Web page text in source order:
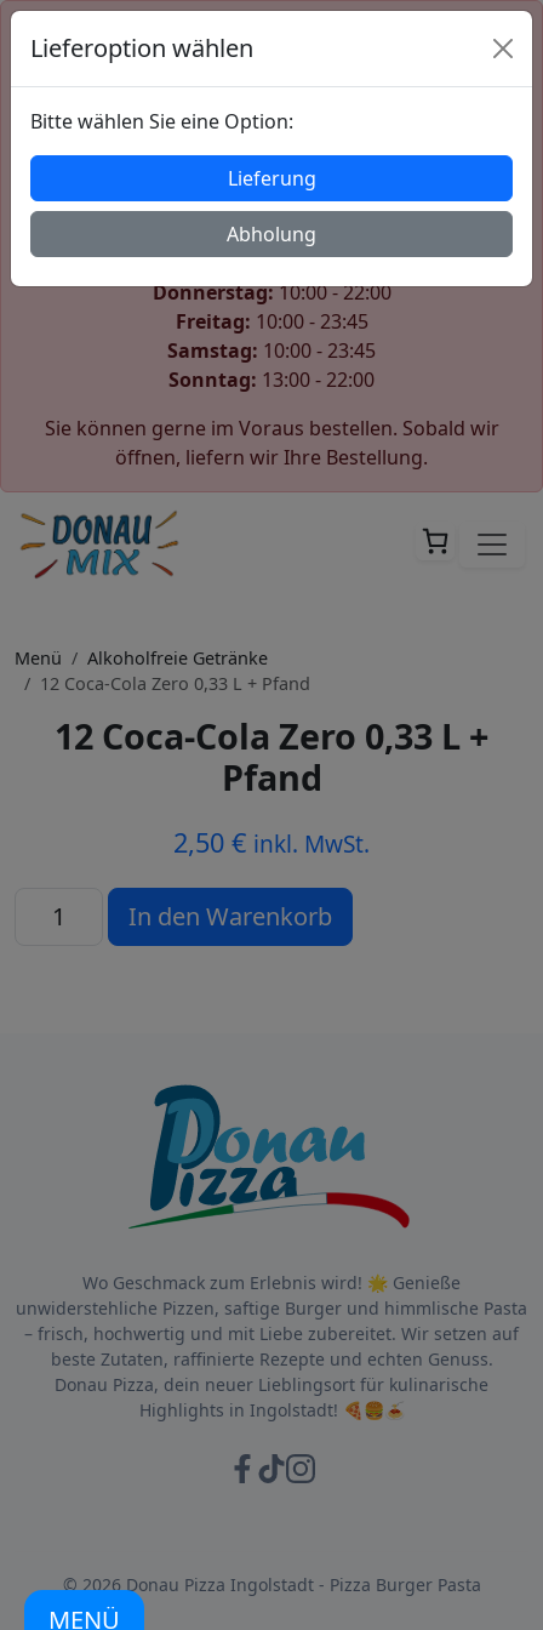
Der Shop ist derzeit geschlossen
Wir öffnen wieder am Samstag um 10:00.
Unsere Öffnungszeiten:
Montag:10:00 - 22:00
Dienstag:10:00 - 22:00
Mittwoch:10:00 - 22:00
Donnerstag:10:00 - 22:00
Freitag: 10:00 - 23:45
Samstag: 10:00 - 23:45
Sonntag: 13:00 - 22:00
Sie können gerne im Voraus bestellen. Sobald wir
öffnen, liefern wir Ihre Bestellung.
Menü
Alkoholfreie Getränke
12 Coca-Cola Zero 0,33 L + Pfand
12 Coca-Cola Zero 0,33 L +
Pfand
2,50 € inkl. MwSt.
12 Coca-Cola Zero 0,33 L + Pfand Menge
In den Warenkorb
Wo Geschmack zum Erlebnis wird! 🌟 Genieße
unwiderstehliche Pizzen, saftige Burger und himmlische Pasta
– frisch, hochwertig und mit Liebe zubereitet. Wir setzen auf
beste Zutaten, raffinierte Rezepte und echten Genuss.
Donau Pizza, dein neuer Lieblingsort für kulinarische
Highlights in Ingolstadt! 🍕🍔🍝
© 2026 Donau Pizza Ingolstadt - Pizza Burger Pasta
MENÜ
Lieferoption wählen
Bitte wählen Sie eine Option:
Lieferung
Abholung